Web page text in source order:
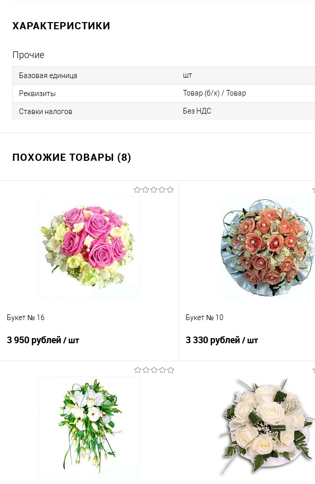
ХАРАКТЕРИСТИКИ
Прочие
Базовая единица шт
Реквизиты Товар (б/х) / Товар
Ставки налогов Без НДС
ПОХОЖИЕ ТОВАРЫ (8)
Букет № 16
3 950 рублей/ шт
В корзину
Купить в 1 клик
Сравнение
Под заказ
Букет № 10
3 330 рублей/ шт
В корзину
Купить в 1 клик
Сравнение
В избранное
Под заказ